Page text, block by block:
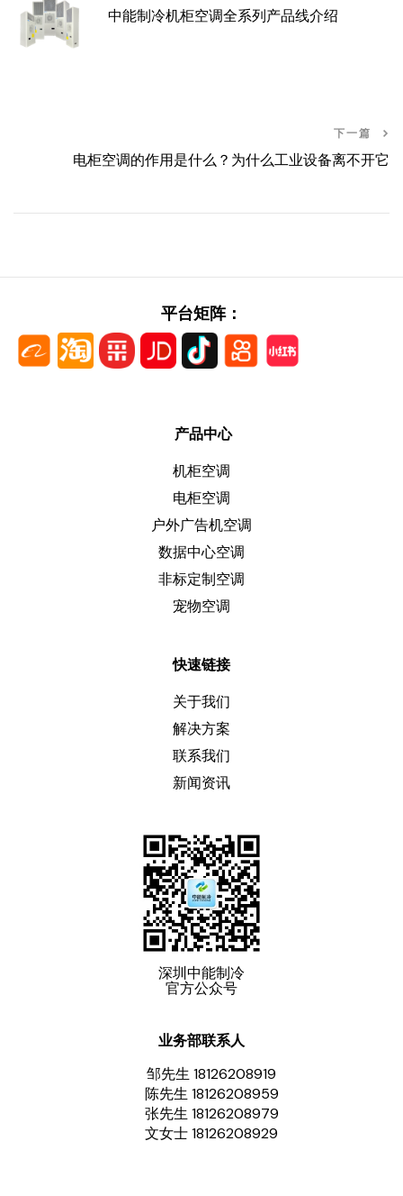
中能制冷机柜空调全系列产品线介绍
下一篇
电柜空调的作用是什么？为什么工业设备离不开它
平台矩阵：
产品中心
机柜空调
电柜空调
户外广告机空调
数据中心空调
非标定制空调
宠物空调
快速链接
关于我们
解决方案
联系我们
新闻资讯
深圳中能制冷
官方公众号
业务部联系人
邹先生 18126208919
陈先生 18126208959
张先生 18126208979
文女士 18126208929